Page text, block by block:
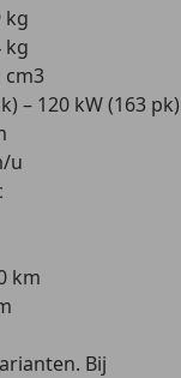
kg
kg
cm3
– 120 kW (163 pk)
u
km
Bij